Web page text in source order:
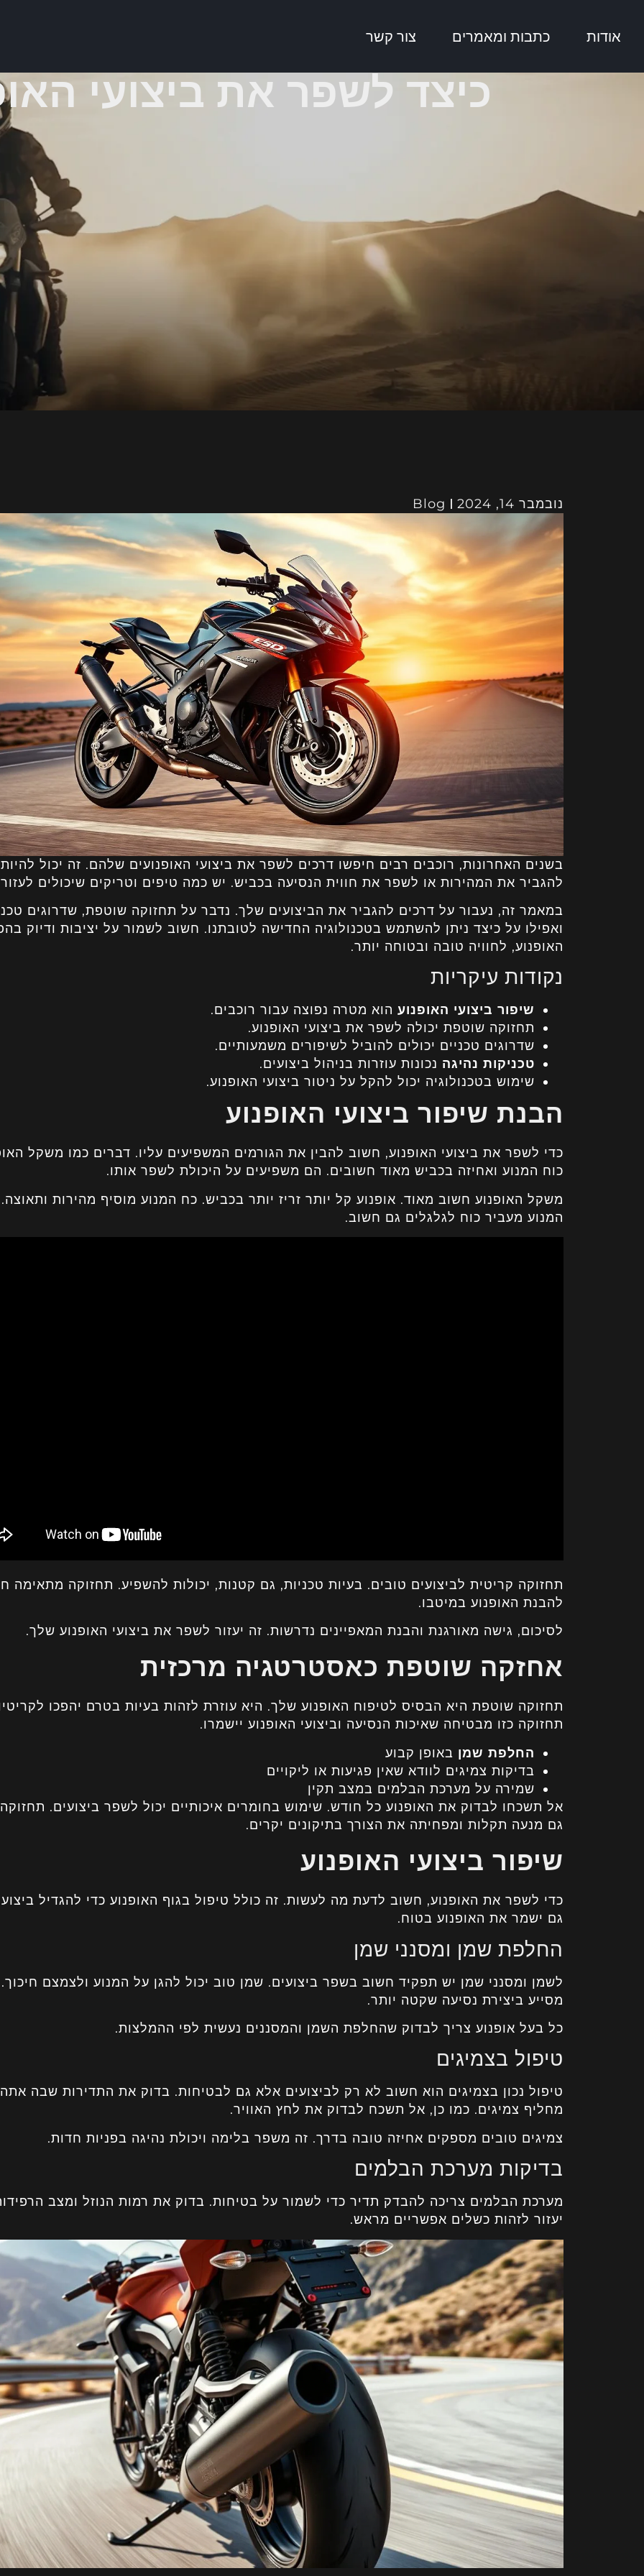
אודות כתבות ומאמרים צור קשר
כיצד לשפר את ביצועי
נובמבר 14, 2024 Blog
בשנים האחרונות, רוכבים רבים חיפשו דרכים לשפר את ביצועי האופנועים שלהם. זה יכול
להגביר את המהירות או לשפר את חווית הנסיעה בכביש. יש כמה טיפים וטריקים שיכולים
במאמר זה, נעבור על דרכים להגביר את הביצועים שלך. נדבר על תחזוקה שוטפת, שדרוגים
ואפילו על כיצד ניתן להשתמש בטכנולוגיה החדישה לטובתנו. חשוב לשמור על יציבות ודיוק
האופנוע, לחוויה טובה ובטוחה יותר.
נקודות עיקריות
שיפור ביצועי האופנוע הוא מטרה נפוצה עבור רוכבים.
תחזוקה שוטפת יכולה לשפר את ביצועי האופנוע.
שדרוגים טכניים יכולים להוביל לשיפורים משמעותיים.
טכניקות נהיגה נכונות עוזרות בניהול ביצועים.
שימוש בטכנולוגיה יכול להקל על ניטור ביצועי האופנוע.
הבנת שיפור ביצועי האופנוע
כדי לשפר את ביצועי האופנוע, חשוב להבין את הגורמים המשפיעים עליו. דברים כמו משקל
כוח המנוע ואחיזה בכביש מאוד חשובים. הם משפיעים על היכולת לשפר אותו.
משקל האופנוע חשוב מאוד. אופנוע קל יותר זריז יותר בכביש. כח המנוע מוסיף מהירות
המנוע מעביר כוח לגלגלים גם חשוב.
תחזוקה קריטית לביצועים טובים. בעיות טכניות, גם קטנות, יכולות להשפיע. תחזוקה מתאימה
להבנת האופנוע במיטבו.
לסיכום, גישה מאורגנת והבנת המאפיינים נדרשות. זה יעזור לשפר את ביצועי האופנוע שלך.
אחזקה שוטפת כאסטרטגיה מרכזית
תחזוקה שוטפת היא הבסיס לטיפוח האופנוע שלך. היא עוזרת לזהות בעיות בטרם יהפכו
תחזוקה כזו מבטיחה שאיכות הנסיעה וביצועי האופנוע יישמרו.
החלפת שמן באופן קבוע
בדיקות צמיגים לוודא שאין פגיעות או ליקויים
שמירה על מערכת הבלמים במצב תקין
אל תשכחו לבדוק את האופנוע כל חודש. שימוש בחומרים איכותיים יכול לשפר ביצועים. תחזוקה
גם מנעה תקלות ומפחיתה את הצורך בתיקונים יקרים.
שיפור ביצועי האופנוע
כדי לשפר את האופנוע, חשוב לדעת מה לעשות. זה כולל טיפול בגוף האופנוע כדי להגדיל
גם ישמר את האופנוע בטוח.
החלפת שמן ומסנני שמן
לשמן ומסנני שמן יש תפקיד חשוב בשפר ביצועים. שמן טוב יכול להגן על המנוע ולצמצם
מסייע ביצירת נסיעה שקטה יותר.
כל בעל אופנוע צריך לבדוק שהחלפת השמן והמסננים נעשית לפי ההמלצות.
טיפול בצמיגים
טיפול נכון בצמיגים הוא חשוב לא רק לביצועים אלא גם לבטיחות. בדוק את התדירות שבה אתה
מחליף צמיגים. כמו כן, אל תשכח לבדוק את לחץ האוויר.
צמיגים טובים מספקים אחיזה טובה בדרך. זה משפר בלימה ויכולת נהיגה בפניות חדות.
בדיקות מערכת הבלמים
מערכת הבלמים צריכה להבדק תדיר כדי לשמור על בטיחות. בדוק את רמות הנוזל ומצב
יעזור לזהות כשלים אפשריים מראש.